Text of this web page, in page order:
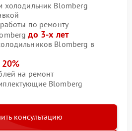
холодильник Blomberg
по ремонту
до 3-х лет
Blomberg в
20%
на ремонт
Blomberg
консультацию